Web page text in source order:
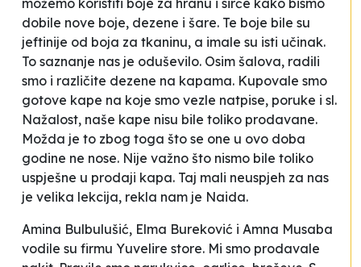
dobile nove boje, dezene i šare. Te boje bile su
jeftinije od boja za tkaninu, a imale su isti učinak.
To saznanje nas je oduševilo. Osim šalova, radili
smo i različite dezene na kapama. Kupovale smo
gotove kape na koje smo vezle natpise, poruke i sl.
Nažalost, naše kape nisu bile toliko prodavane.
Možda je to zbog toga što se one u ovo doba
godine ne nose. Nije važno što nismo bile toliko
uspješne u prodaji kapa. Taj mali neuspjeh za nas
je velika lekcija, rekla nam je Naida.
Amina Bulbulušić, Elma Bureković i Amna Musaba
vodile su firmu Yuvelire store. Mi smo prodavale